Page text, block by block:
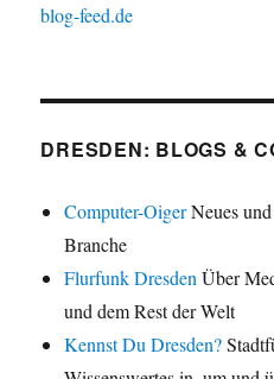
blog-feed.de
DRESDEN: BLOGS &
Computer-OigerNeues
Branche
Flurfunk Dresden Über
und dem Rest der Welt
Kennst Du Dresden?